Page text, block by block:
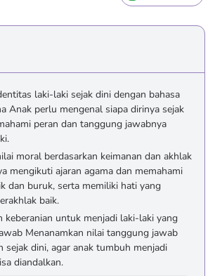
laki-laki sejak dini dengan bahasa
Anak perlu mengenal siapa dirinya sejak
peran dan tanggung jawabnya
moral berdasarkan keimanan dan akhlak
mengikuti ajaran agama dan memahami
dan buruk, serta memiliki hati yang
baik.
keberanian untuk menjadi laki-laki yang
Menanamkan nilai tanggung jawab
sejak dini, agar anak tumbuh menjadi
diandalkan.